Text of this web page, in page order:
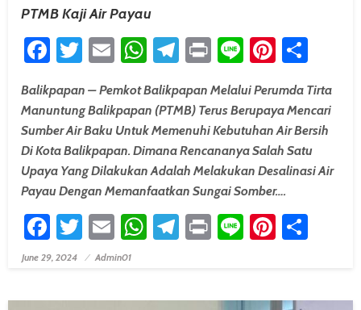
PTMB Kaji Air Payau
Facebook
Twitter
EmailWhatsApp
Telegram
PrintLine
Balikpapan – Pemkot Balikpapan Melalui Perumda Tirta
Manuntung Balikpapan (PTMB) Terus Berupaya Mencari
Sumber Air Baku Untuk Memenuhi Kebutuhan Air Bersih
Di Kota Balikpapan. Dimana Rencananya Salah Satu
Upaya Yang Dilakukan Adalah Melakukan Desalinasi Air
Payau Dengan Memanfaatkan Sungai Somber….
Facebook
Twitter
EmailWhatsApp
Telegram
PrintLine
Posted On
June 29, 2024 Admin01